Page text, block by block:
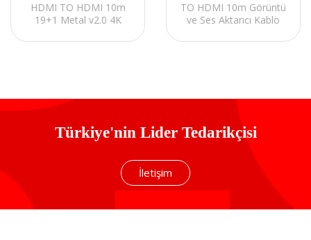
HDMI TO HDMI 10m
19+1 Metal v2.0 4K
Hdmi Kablo
TO HDMI 10m Görüntü
ve Ses Aktarıcı Kablo
Türkiye'nin Lider Tedarikçisi
İletişim